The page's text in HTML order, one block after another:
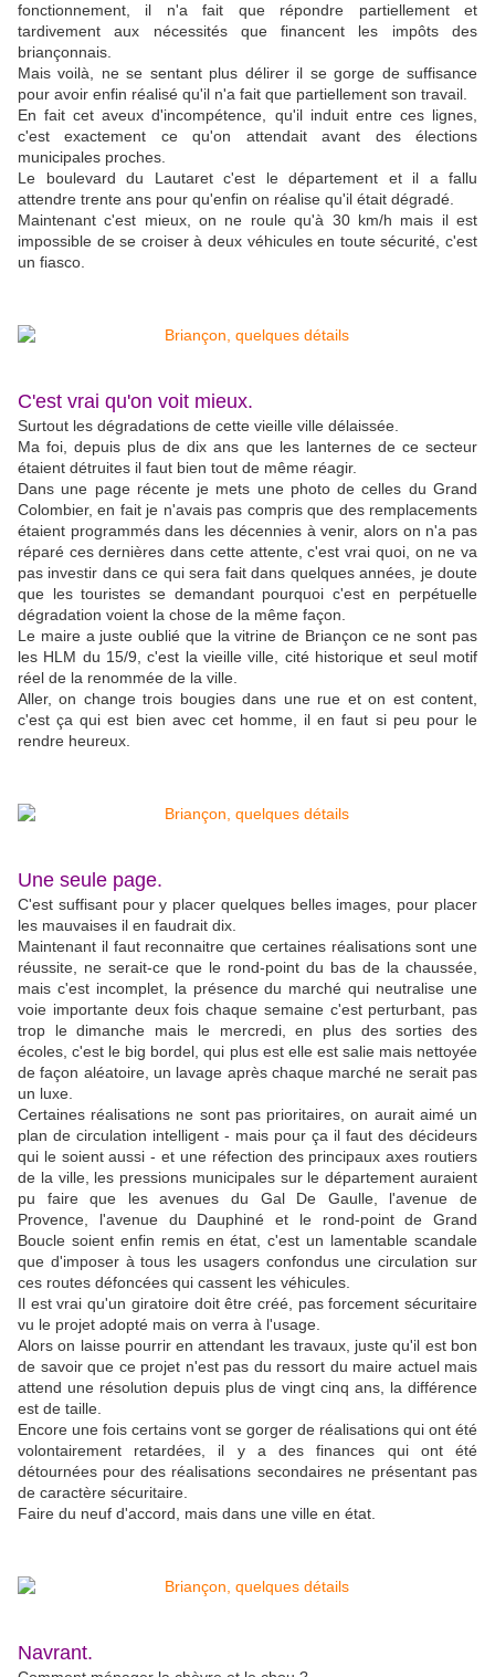
fonctionnement, il n'a fait que répondre partiellement et
tardivement aux nécessités que financent les impôts des
briançonnais.
Mais voilà, ne se sentant plus délirer il se gorge de suffisance
pour avoir enfin réalisé qu'il n'a fait que partiellement son travail.
En fait cet aveux d'incompétence, qu'il induit entre ces lignes,
c'est exactement ce qu'on attendait avant des élections
municipales proches.
Le boulevard du Lautaret c'est le département et il a fallu
attendre trente ans pour qu'enfin on réalise qu'il était dégradé.
Maintenant c'est mieux, on ne roule qu'à 30 km/h mais il est
impossible de se croiser à deux véhicules en toute sécurité, c'est
un fiasco.
C'est vrai qu'on voit mieux.
Surtout les dégradations de cette vieille ville délaissée.
Ma foi, depuis plus de dix ans que les lanternes de ce secteur
étaient détruites il faut bien tout de même réagir.
Dans une page récente je mets une photo de celles du Grand
Colombier, en fait je n'avais pas compris que des remplacements
étaient programmés dans les décennies à venir, alors on n'a pas
réparé ces dernières dans cette attente, c'est vrai quoi, on ne va
pas investir dans ce qui sera fait dans quelques années, je doute
que les touristes se demandant pourquoi c'est en perpétuelle
dégradation voient la chose de la même façon.
Le maire a juste oublié que la vitrine de Briançon ce ne sont pas
les HLM du 15/9, c'est la vieille ville, cité historique et seul motif
réel de la renommée de la ville.
Aller, on change trois bougies dans une rue et on est content,
c'est ça qui est bien avec cet homme, il en faut si peu pour le
rendre heureux.
Une seule page.
C'est suffisant pour y placer quelques belles images, pour placer
les mauvaises il en faudrait dix.
Maintenant il faut reconnaitre que certaines réalisations sont une
réussite, ne serait-ce que le rond-point du bas de la chaussée,
mais c'est incomplet, la présence du marché qui neutralise une
voie importante deux fois chaque semaine c'est perturbant, pas
trop le dimanche mais le mercredi, en plus des sorties des
écoles, c'est le big bordel, qui plus est elle est salie mais nettoyée
de façon aléatoire, un lavage après chaque marché ne serait pas
un luxe.
Certaines réalisations ne sont pas prioritaires, on aurait aimé un
plan de circulation intelligent - mais pour ça il faut des décideurs
qui le soient aussi - et une réfection des principaux axes routiers
de la ville, les pressions municipales sur le département auraient
pu faire que les avenues du Gal De Gaulle, l'avenue de
Provence, l'avenue du Dauphiné et le rond-point de Grand
Boucle soient enfin remis en état, c'est un lamentable scandale
que d'imposer à tous les usagers confondus une circulation sur
ces routes défoncées qui cassent les véhicules.
Il est vrai qu'un giratoire doit être créé, pas forcement sécuritaire
vu le projet adopté mais on verra à l'usage.
Alors on laisse pourrir en attendant les travaux, juste qu'il est bon
de savoir que ce projet n'est pas du ressort du maire actuel mais
attend une résolution depuis plus de vingt cinq ans, la différence
est de taille.
Encore une fois certains vont se gorger de réalisations qui ont été
volontairement retardées, il y a des finances qui ont été
détournées pour des réalisations secondaires ne présentant pas
de caractère sécuritaire.
Faire du neuf d'accord, mais dans une ville en état.
Navrant.